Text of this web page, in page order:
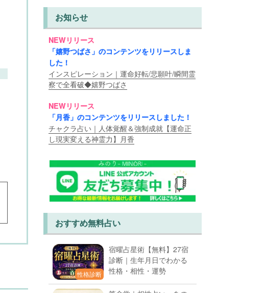
お知らせ
NEWリリース
「嬉野つばさ」のコンテンツをリリースしま
した！
インスピレーション｜運命好転/悲願叶/瞬間霊
察で全看破◆嬉野つばさ
NEWリリース
「月香」のコンテンツをリリースしました！
チャクラ占い｜人体覚醒＆強制成就【運命正
し現実変える神霊力】月香
おすすめ無料占い
性格診断
宿曜占星術【無料】27宿
診断｜生年月日でわかる
性格・相性・運勢